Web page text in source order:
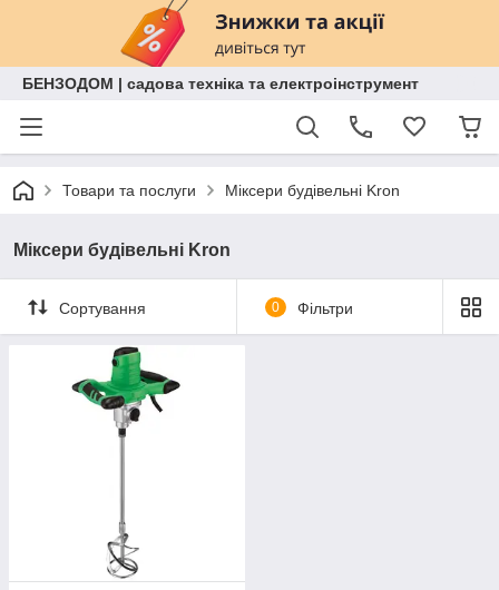
БЕНЗОДОМ | садова техніка та електроінструмент
Товари та послуги Міксери будівельні Kron
Міксери будівельні Kron
Сортування 0 Фільтри